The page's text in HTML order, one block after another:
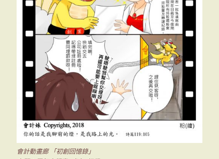
會計動畫廊 「初創回憶錄」